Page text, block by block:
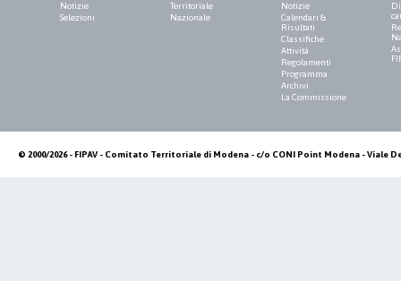
Notizie
Selezioni
Territoriale
Nazionale
Notizie
Calendari &
Risultati
Classifiche
Attività
Regolamenti
Programma
Archivi
La Commissione
© 2000/2026 - FIPAV - Comitato Territoriale di Modena - c/o CONI Point Modena - Viale